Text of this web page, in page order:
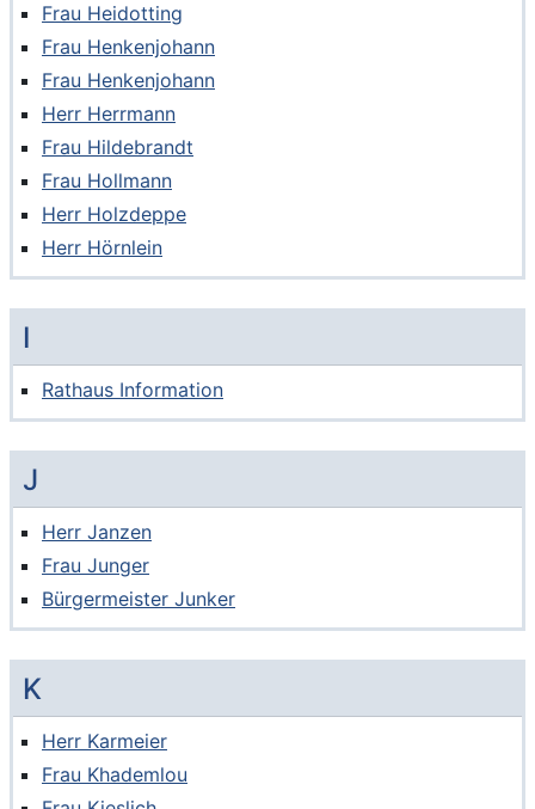
Frau Heidotting
Frau Henkenjohann
Frau Henkenjohann
Herr Herrmann
Frau Hildebrandt
Frau Hollmann
Herr Holzdeppe
Herr Hörnlein
I
Rathaus Information
J
Herr Janzen
Frau Junger
Bürgermeister Junker
K
Herr Karmeier
Frau Khademlou